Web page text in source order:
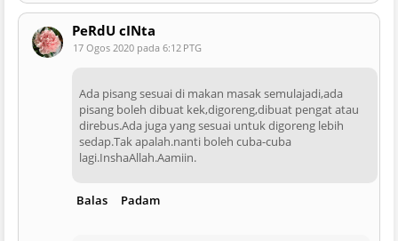
PeRdU cINta
17 Ogos 2020 pada 6:12 PTG
Ada pisang sesuai di makan masak semulajadi,ada
pisang boleh dibuat kek,digoreng,dibuat pengat atau
direbus.Ada juga yang sesuai untuk digoreng lebih
sedap.Tak apalah.nanti boleh cuba-cuba
lagi.InshaAllah.Aamiin.
Balas Padam